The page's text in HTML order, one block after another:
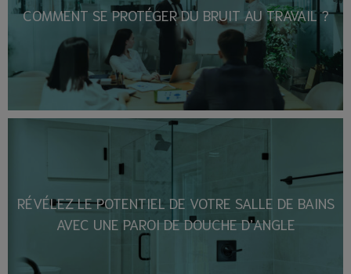
COMMENT SE PROTÉGER DU BRUIT AU TRAVAIL ?
RÉVÉLEZ LE POTENTIEL DE VOTRE SALLE DE BAINS
AVEC UNE PAROI DE DOUCHE D’ANGLE